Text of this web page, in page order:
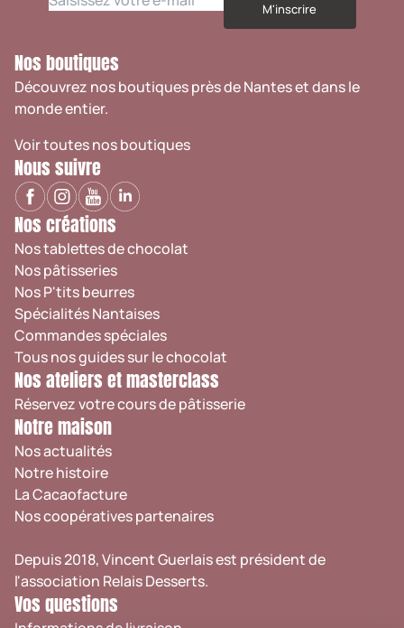
M'inscrire
Nos boutiques
Découvrez nos boutiques près de Nantes et dans le
monde entier.
Voir toutes nos boutiques
Nous suivre
Nos créations
Nos tablettes de chocolat
Nos pâtisseries
Nos P'tits beurres
Spécialités Nantaises
Commandes spéciales
Tous nos guides sur le chocolat
Nos ateliers et masterclass
Réservez votre cours de pâtisserie
Notre maison
Nos actualités
Notre histoire
La Cacaofacture
Nos coopératives partenaires
Depuis 2018, Vincent Guerlais est président de
l'association Relais Desserts.
Vos questions